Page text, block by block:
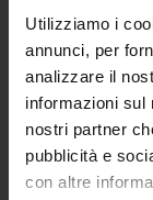
Utilizziamo i
annunci, per
analizzare il
informazioni sul
nostri partner
pubblicità e
con altre
Find
Terms of